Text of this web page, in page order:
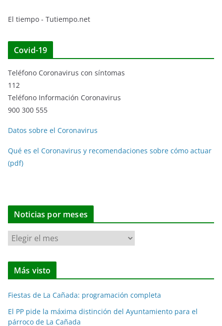
El tiempo - Tutiempo.net
Covid-19
Teléfono Coronavirus con síntomas
112
Teléfono Información Coronavirus
900 300 555
Datos sobre el Coronavirus
Qué es el Coronavirus y recomendaciones sobre cómo actuar
(pdf)
Noticias por meses
N
o
t
i
a
s
Más visto
Fiestas de La Cañada: programación completa
El PP pide la máxima distinción del Ayuntamiento para el
párroco de La Cañada